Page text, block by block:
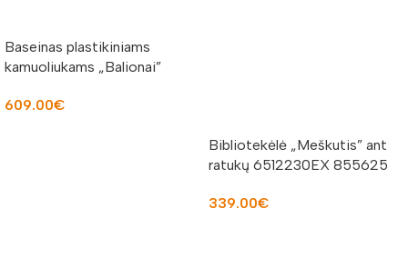
Baseinas plastikiniams
kamuoliukams „Balionai”
609.00€
Bibliotekėlė „Meškutis” ant
ratukų 6512230EX 855625
339.00€